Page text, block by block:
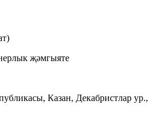
җәмгыяте
Казан, Декабристлар ур.,